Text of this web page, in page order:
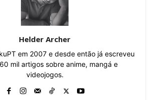
Helder Archer
em 2007 e desde então já escreveu
mil artigos sobre anime, mangá e
videojogos.